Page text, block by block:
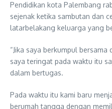
Pendidikan kota Palembang
sejenak ketika sambutan dan
latarbelakang keluarga yang
“Jika saya berkumpul
saya teringat pada waktu itu
dalam bertugas.
Pada waktu itu kami baru
berumah tangga dengan